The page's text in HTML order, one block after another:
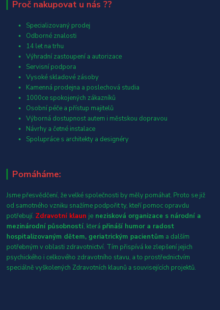
Proč nakupovat u nás ??
Specializovaný prodej
Odborné znalosti
14 let na trhu
Výhradní zastoupení a autorizace
Servisní podpora
Vysoké skladové zásoby
Kamenná prodejna a poslechová studia
1000ce spokojených zákazníků
Osobní péče a přístup majitelů
Výborná dostupnost autem i městskou dopravou
Návrhy a četné instalace
Spolupráce s architekty a designéry
Pomáháme:
Jsme přesvědčení, že velké společnosti by měly pomáhat. Proto se již
od samotného vzniku snažíme podpořit ty, kteří pomoc opravdu
potřebují. Zdravotní klaun je nezisková organizace s národní a
mezinárodní působností, která přináší humor a radost
hospitalizovaným dětem, geriatrickým pacientům a dalším
potřebným v oblasti zdravotnictví. Tím přispívá ke zlepšení jejich
psychického i celkového zdravotního stavu, a to prostřednictvím
speciálně vyškolených Zdravotních klaunů a souvisejících projektů.